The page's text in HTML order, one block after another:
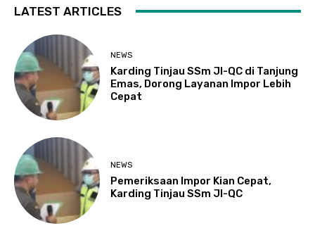
LATEST ARTICLES
NEWS
Karding Tinjau SSm JI-QC di Tanjung
Emas, Dorong Layanan Impor Lebih
Cepat
NEWS
Pemeriksaan Impor Kian Cepat,
Karding Tinjau SSm JI-QC